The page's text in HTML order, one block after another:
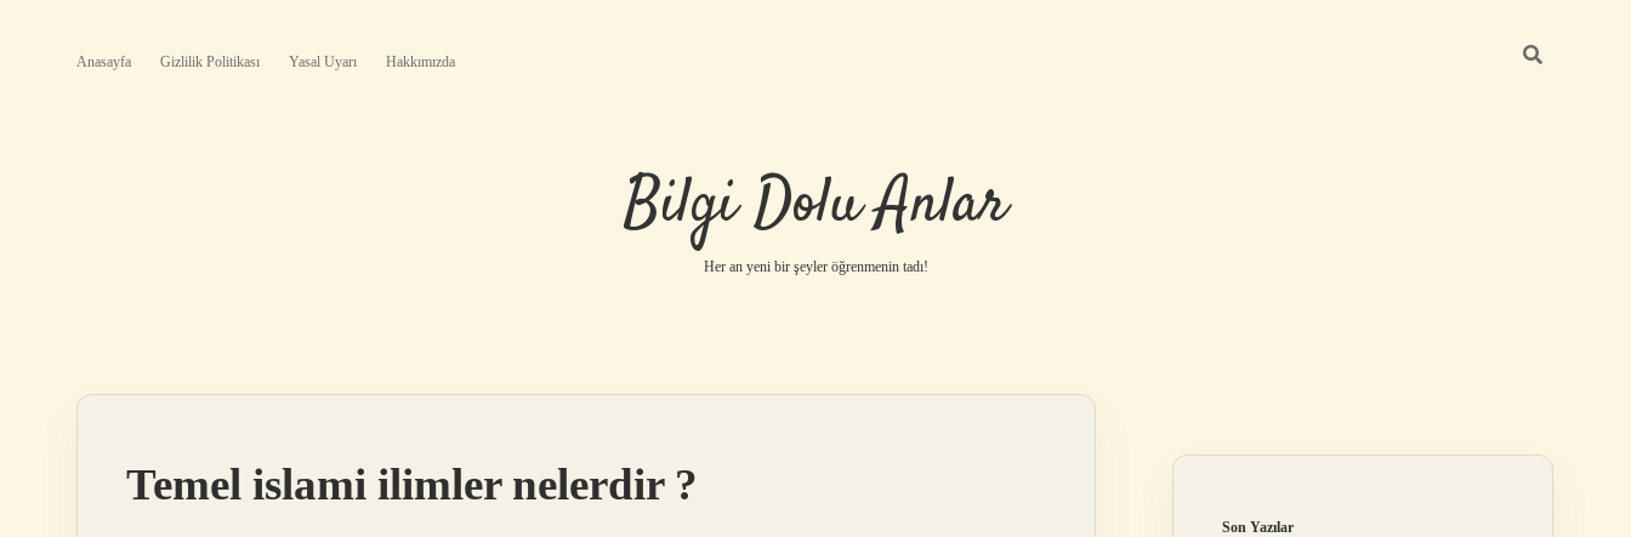
Anasayfa Gizlilik Politikası Yasal Uyarı Hakkımızda
Bilgi Dolu Anlar
Her an yeni bir şeyler öğrenmenin tadı!
Temel islami ilimler nelerdir ?
Son Yazılar